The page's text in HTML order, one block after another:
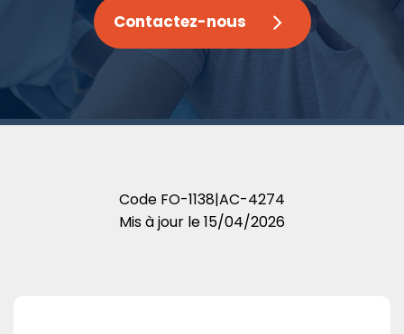
Contactez-nous
Code FO-1138|AC-4274
Mis à jour le15/04/2026